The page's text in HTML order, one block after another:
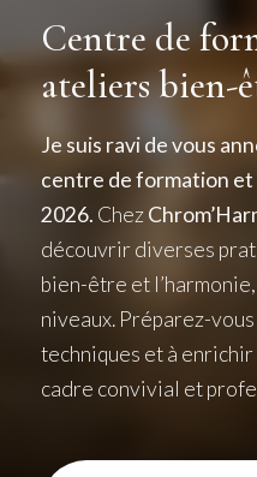
Centre de
ateliers bien-
Je suis ravi de vous
centre de formation et
2026. Chez
découvrir diverses
bien-être et
niveaux. Préparez-
techniques et à
cadre convivial et